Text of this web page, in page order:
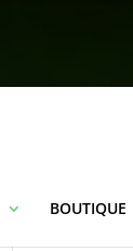
BOUTIQUE